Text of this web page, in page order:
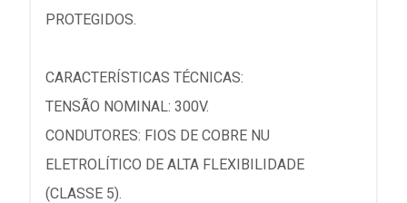
PROTEGIDOS.
CARACTERÍSTICAS TÉCNICAS:
TENSÃO NOMINAL: 300V.
CONDUTORES: FIOS DE COBRE NU
ELETROLÍTICO DE ALTA FLEXIBILIDADE
(CLASSE 5).